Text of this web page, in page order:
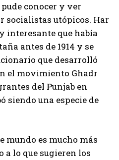
conocer y ver
socialistas utópicos. Har
interesante que había
antes de 1914 y se
que desarrolló
el movimiento Ghadr
del Punjab en
siendo una especie de
mundo es mucho más
a lo que sugieren los